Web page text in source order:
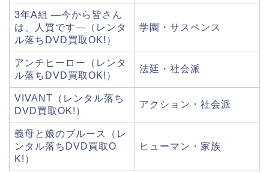
3年A組 ―今から皆さん
は、人質です―（レンタ
ル落ちDVD買取OK!）
学園・サスペンス
アンチヒーロー（レンタ
ル落ちDVD買取OK!）
法廷・社会派
VIVANT（レンタル落ち
DVD買取OK!）
アクション・社会派
義母と娘のブルース（レ
ンタル落ちDVD買取O
K!）
ヒューマン・家族